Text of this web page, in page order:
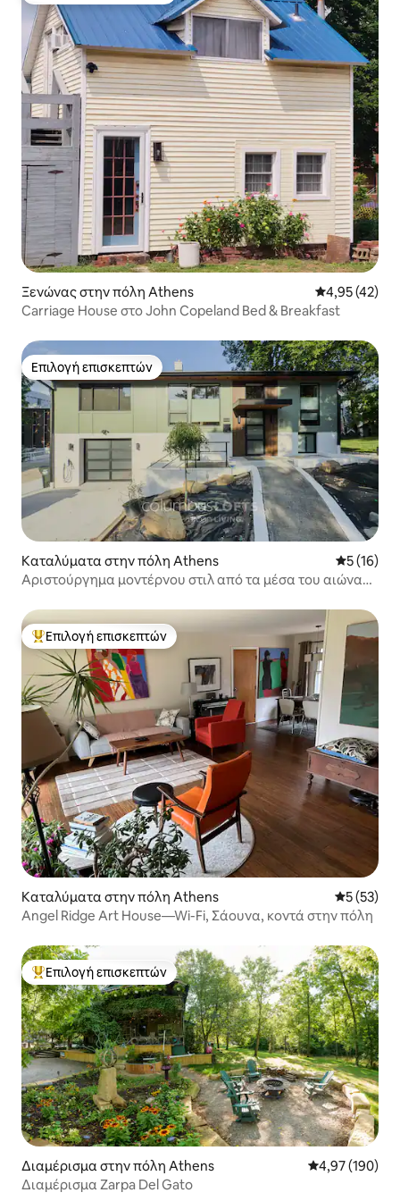
Ξενώνας στην πόλη Athens Μέση
4,95 (42)
Carriage House στο John Copeland Bed & Breakfast
Επιλογή επισκεπτών
Επιλογή επισκεπτών
Καταλύματα στην πόλη Athens Μέση
5 (16)
Αριστούργημα μοντέρνου στιλ από τα μέσα του αιώνα
Κορυφαία επιλογή επισκεπτών
Επιλογή επισκεπτών
Καταλύματα στην πόλη Athens Μέση
5 (53)
Angel Ridge Art House—Wi-Fi, Σάουνα, κοντά στην πόλη
Κορυφαία επιλογή επισκεπτών
Επιλογή επισκεπτών
Διαμέρισμα στην πόλη Athens Μέση
4,97 (190)
Διαμέρισμα Zarpa Del Gato